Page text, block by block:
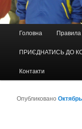
Перейти к
Перейти к
Головна Правила
ПРИЄДНАТИСЬ ДО
Контакти
Опубликовано